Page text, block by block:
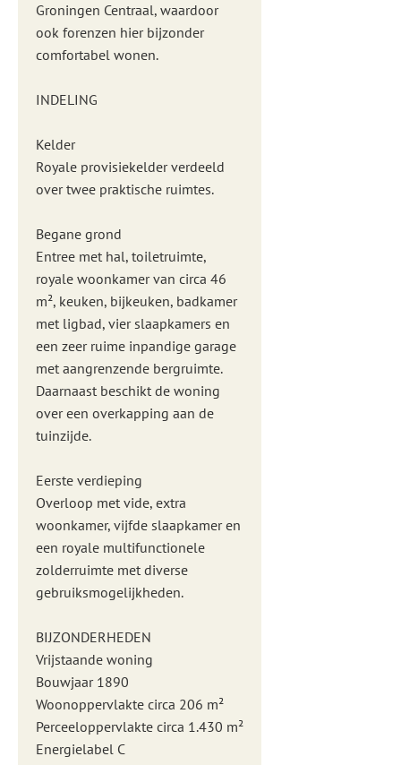
Groningen Centraal, waardoor
ook forenzen hier bijzonder
comfortabel wonen.
INDELING
Kelder
Royale provisiekelder verdeeld
over twee praktische ruimtes.
Begane grond
Entree met hal, toiletruimte,
royale woonkamer van circa 46
m², keuken, bijkeuken, badkamer
met ligbad, vier slaapkamers en
een zeer ruime inpandige garage
met aangrenzende bergruimte.
Daarnaast beschikt de woning
over een overkapping aan de
tuinzijde.
Eerste verdieping
Overloop met vide, extra
woonkamer, vijfde slaapkamer en
een royale multifunctionele
zolderruimte met diverse
gebruiksmogelijkheden.
BIJZONDERHEDEN
Vrijstaande woning
Bouwjaar 1890
Woonoppervlakte circa 206 m²
Perceeloppervlakte circa 1.430 m²
Energielabel C